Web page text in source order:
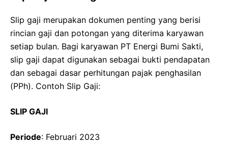
Slip gaji merupakan dokumen penting yang berisi
rincian gaji dan potongan yang diterima karyawan
setiap bulan. Bagi karyawan PT Energi Bumi Sakti,
slip gaji dapat digunakan sebagai bukti pendapatan
dan sebagai dasar perhitungan pajak penghasilan
(PPh). Contoh Slip Gaji:
SLIP GAJI
Periode: Februari 2023